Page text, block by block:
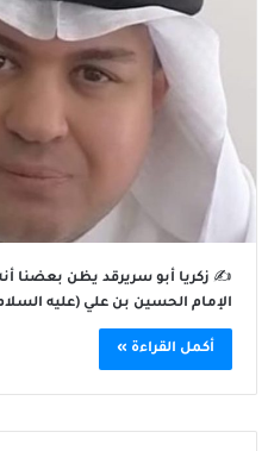
✍️ زكريا أبو سريرقد يظن بعضنا
الإمام الحسين بن علي (عليه
أكمل القراءة »